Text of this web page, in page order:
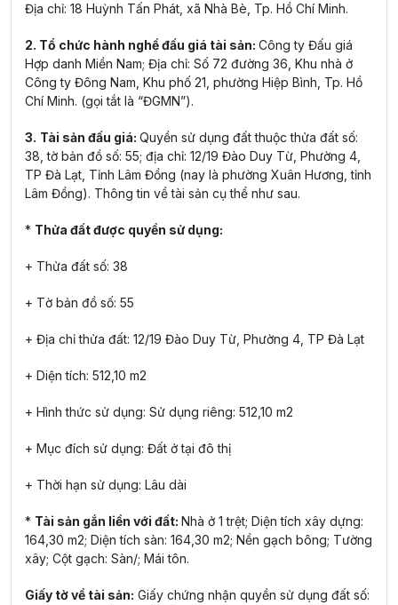
Địa chỉ: 18 Huỳnh Tấn Phát, xã Nhà Bè, Tp. Hồ Chí Minh.
2. Tổ chức hành nghề đấu giá tài sản: Công ty Đấu giá
Hợp danh Miền Nam; Địa chỉ: Số 72 đường 36, Khu nhà ở
Công ty Đông Nam, Khu phố 21, phường Hiệp Bình, Tp. Hồ
Chí Minh. (gọi tắt là “ĐGMN”).
3. Tài sản đấu giá: Quyền sử dụng đất thuộc thửa đất số:
38, tờ bản đồ số: 55; địa chỉ: 12/19 Đào Duy Từ, Phường 4,
TP Đà Lạt, Tỉnh Lâm Đồng (nay là phường Xuân Hương, tỉnh
Lâm Đồng). Thông tin về tài sản cụ thể như sau.
* Thửa đất được quyền sử dụng:
+ Thửa đất số: 38
+ Tờ bản đồ số: 55
+ Địa chỉ thửa đất: 12/19 Đào Duy Từ, Phường 4, TP Đà Lạt
+ Diện tích: 512,10 m2
+ Hình thức sử dụng: Sử dụng riêng: 512,10 m2
+ Mục đích sử dụng: Đất ở tại đô thị
+ Thời hạn sử dụng: Lâu dài
* Tài sản gắn liền với đất: Nhà ở 1 trệt; Diện tích xây dựng:
164,30 m2; Diện tích sàn: 164,30 m2; Nền gạch bông; Tường
xây; Cột gạch: Sàn/; Mái tôn.
Giấy tờ về tài sản: Giấy chứng nhận quyền sử dụng đất số: